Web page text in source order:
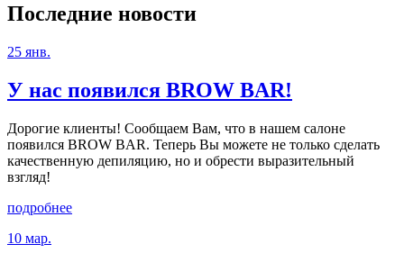
Последние новости
25 янв.
У нас появился BROW BAR!
Дорогие клиенты! Сообщаем Вам, что в нашем салоне
появился BROW BAR. Теперь Вы можете не только сделать
качественную депиляцию, но и обрести выразительный
взгляд!
подробнее
10 мар.